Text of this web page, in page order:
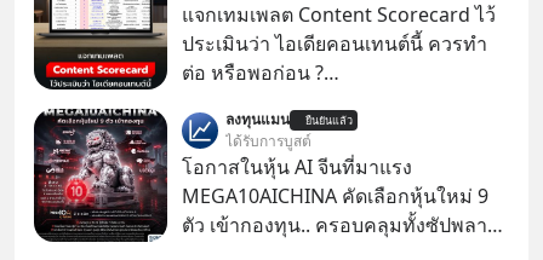
แจกเทมเพลต Content Scorecard ไว้
ประเมินว่า ไอเดียคอนเทนต์นี้ ควรทำ
ต่อ หรือพอก่อน ?
eets/d/1J0ZkTtNLjIWLZaxcK2dVL40i
MZl4127-t4nWawpiK5I/copy
ลงทุนแมน ยืนยันแล้ว
ได้รับการบูสต์
โอกาสในหุ้น AI จีนที่มาแรง
MEGA10AICHINA คัดเลือกหุ้นใหม่ 9
ตัว เข้ากองทุน.. ครอบคลุมทั้งซัปพลาย